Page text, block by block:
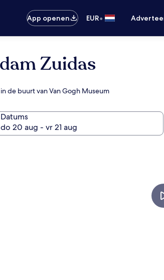
App openen
EUR•
Zuidas
de buurt van Van Gogh Museum
Datums